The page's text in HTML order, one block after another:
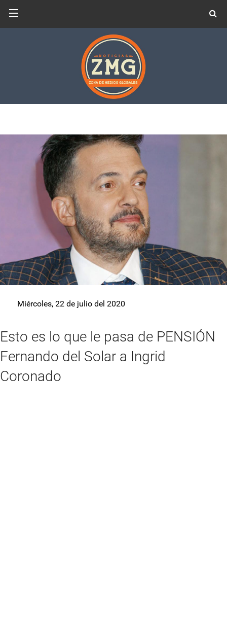
Miércoles, 22 de julio del 2020
Esto es lo que le pasa de PENSIÓN
Fernando del Solar a Ingrid
Coronado